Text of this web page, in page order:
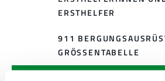
ERSTHELFER
911
GRÖSSENTABELLE